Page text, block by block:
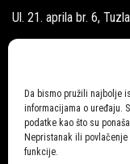
Da bismo pružili najbolje
informacijama o uređaju.
podatke kao što su
Nepristanak ili
funkcije.
Ul. 21. aprila br. 6, Tuzla
Subotom:
09:00-16:00